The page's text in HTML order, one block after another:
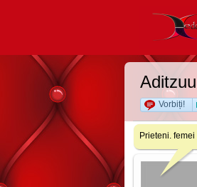
Aditzuu
Vorbiți!
Prieteni. femei